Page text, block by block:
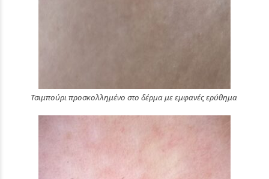
Τσιμπούρι προσκολλημένο στο δέρμα με εμφανές ερύθημα